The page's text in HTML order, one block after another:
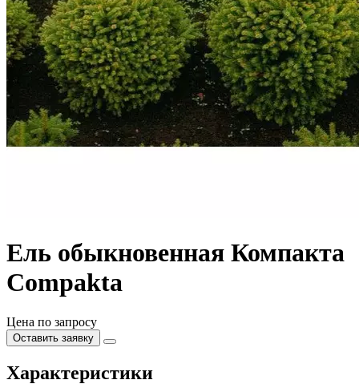
Ель обыкновенная Компакта
Compakta
Цена по запросу
Оставить заявку
Характеристики